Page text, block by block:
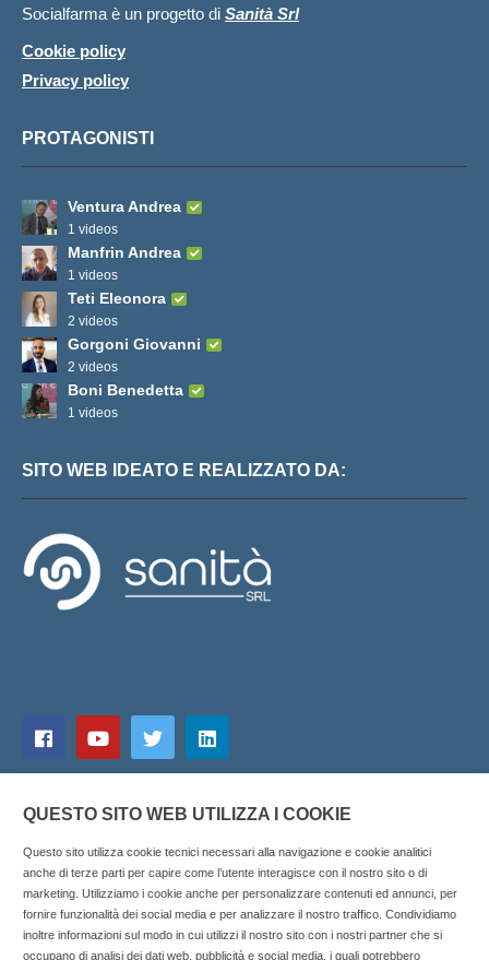
Socialfarma è un progetto di Sanità Srl
Cookie policy
Privacy policy
PROTAGONISTI
Ventura Andrea
1 videos
Manfrin Andrea
1 videos
Teti Eleonora
2 videos
Gorgoni Giovanni
2 videos
Boni Benedetta
1 videos
SITO WEB IDEATO E REALIZZATO DA:
Copyright © 2025 SOCIALFARMA - La piattaforma web per i
QUESTO SITO WEB UTILIZZA I COOKIE
Questo sito utilizza cookie tecnici necessari alla navigazione e cookie analitici
anche di terze parti per capire come l’utente interagisce con il nostro sito o di
marketing. Utilizziamo i cookie anche per personalizzare contenuti ed annunci, per
fornire funzionalità dei social media e per analizzare il nostro traffico. Condividiamo
inoltre informazioni sul modo in cui utilizzi il nostro sito con i nostri partner che si
occupano di analisi dei dati web, pubblicità e social media, i quali potrebbero